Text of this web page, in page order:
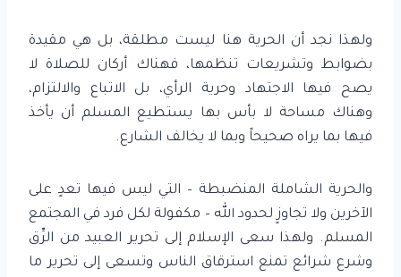
ولهذا نجد أن الحرية هنا ليست مطلقة، بل هي مقيدة
بضوابط وتشريعات تنظمها، فهناك أركان للصلاة لا
يصح فيها الاجتهاد وحرية الرأي، بل الاتباع والالتزام،
وهناك مساحة لا بأس بها يستطيع المسلم أن يأخذ
فيها بما يراه صحيحاً وبما لا يخالف الشارع.
والحرية الشاملة المنضبطة – التي ليس فيها تعدٍ على
الآخرين ولا تجاوزٍ لحدود الله – مكفولة لكل فرد في المجتمع
المسلم. ولهذا سعى الإسلام إلى تحرير العبيد من الرِّق
وشرع شرائع تمنع استرقاق الناس وتسعى إلى تحرير ما